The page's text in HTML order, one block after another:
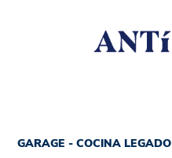
GARAGE - COCINA LEGADO​​​​​​​